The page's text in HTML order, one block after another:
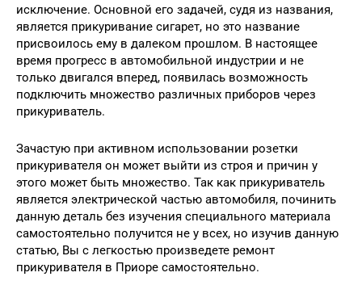
исключение. Основной его задачей, судя из названия,
является прикуривание сигарет, но это название
присвоилось ему в далеком прошлом. В настоящее
время прогресс в автомобильной индустрии и не
только двигался вперед, появилась возможность
подключить множество различных приборов через
прикуриватель.
Зачастую при активном использовании розетки
прикуривателя он может выйти из строя и причин у
этого может быть множество. Так как прикуриватель
является электрической частью автомобиля, починить
данную деталь без изучения специального материала
самостоятельно получится не у всех, но изучив данную
статью, Вы с легкостью произведете ремонт
прикуривателя в Приоре самостоятельно.